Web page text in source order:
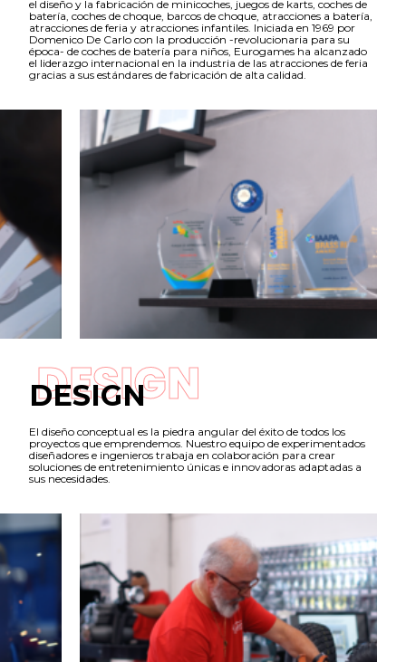
el diseño y la fabricación de minicoches, juegos de karts, coches de
batería, coches de choque, barcos de choque, atracciones a batería,
atracciones de feria y atracciones infantiles. Iniciada en 1969 por
Domenico De Carlo con la producción -revolucionaria para su
época- de coches de batería para niños, Eurogames ha alcanzado
el liderazgo internacional en la industria de las atracciones de feria
gracias a sus estándares de fabricación de alta calidad.
DESIGN
DESIGN
El diseño conceptual es la piedra angular del éxito de todos los
proyectos que emprendemos. Nuestro equipo de experimentados
diseñadores e ingenieros trabaja en colaboración para crear
soluciones de entretenimiento únicas e innovadoras adaptadas a
sus necesidades.